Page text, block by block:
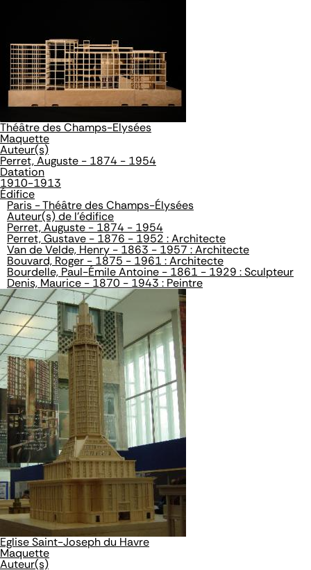
Théâtre des Champs-Elysées
Maquette
Auteur(s)
Perret, Auguste - 1874 - 1954
Datation
1910-1913
Édifice
Paris - Théâtre des Champs-Élysées
Auteur(s) de l'édifice
Perret, Auguste - 1874 - 1954
Perret, Gustave - 1876 - 1952 : Architecte
Van de Velde, Henry - 1863 - 1957 : Architecte
Bouvard, Roger - 1875 - 1961 : Architecte
Bourdelle, Paul-Émile Antoine - 1861 - 1929 : Sculpteur
Denis, Maurice - 1870 - 1943 : Peintre
Eglise Saint-Joseph du Havre
Maquette
Auteur(s)